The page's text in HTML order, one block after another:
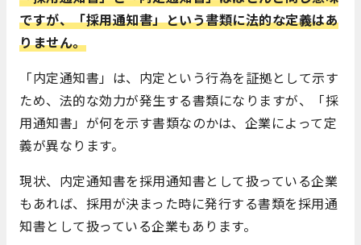
ですが、「採用通知書」という書類に法的な定義はあ
りません。
「内定通知書」は、内定という行為を証拠として示す
ため、法的な効力が発生する書類になりますが、「採
用通知書」が何を示す書類なのかは、企業によって定
義が異なります。
現状、内定通知書を採用通知書として扱っている企業
もあれば、採用が決まった時に発行する書類を採用通
知書として扱っている企業もあります。